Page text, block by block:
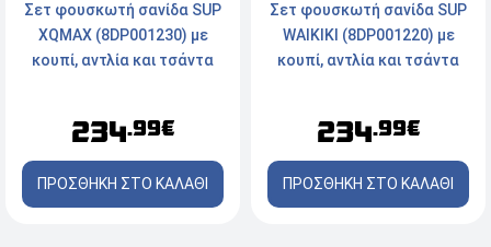
Σετ φουσκωτή σανίδα SUP
XQMAX (8DP001230) με
κουπί, αντλία και τσάντα
234.99€
ΠΡΟΣΘΗΚΗ ΣΤΟ ΚΑΛΑΘΙ
Σετ φουσκωτή σανίδα SUP
WAIKIKI (8DP001220) με
κουπί, αντλία και τσάντα
234.99€
ΠΡΟΣΘΗΚΗ ΣΤΟ ΚΑΛΑΘΙ